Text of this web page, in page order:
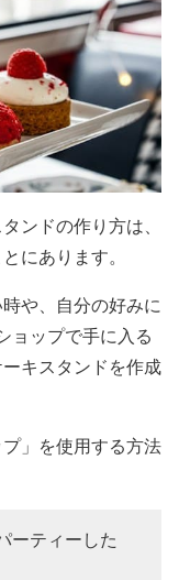
ンドの作り方は、
にあります。
や、自分の好みに
ョップで手に入る
キスタンドを作成
」を使用する方法
ーティーした